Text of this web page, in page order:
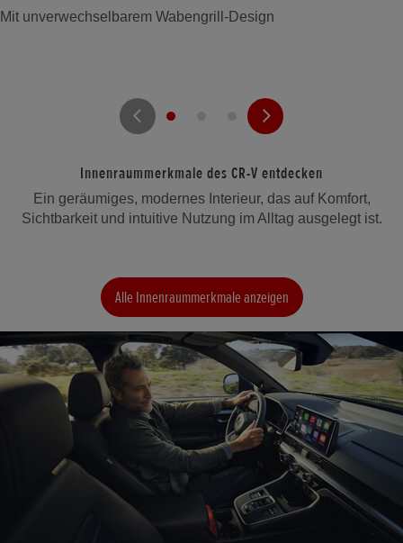
Mit unverwechselbarem Wabengrill-Design
Innenraummerkmale des CR-V entdecken
Ein geräumiges, modernes Interieur, das auf Komfort,
Sichtbarkeit und intuitive Nutzung im Alltag ausgelegt ist.
Alle Innenraummerkmale anzeigen